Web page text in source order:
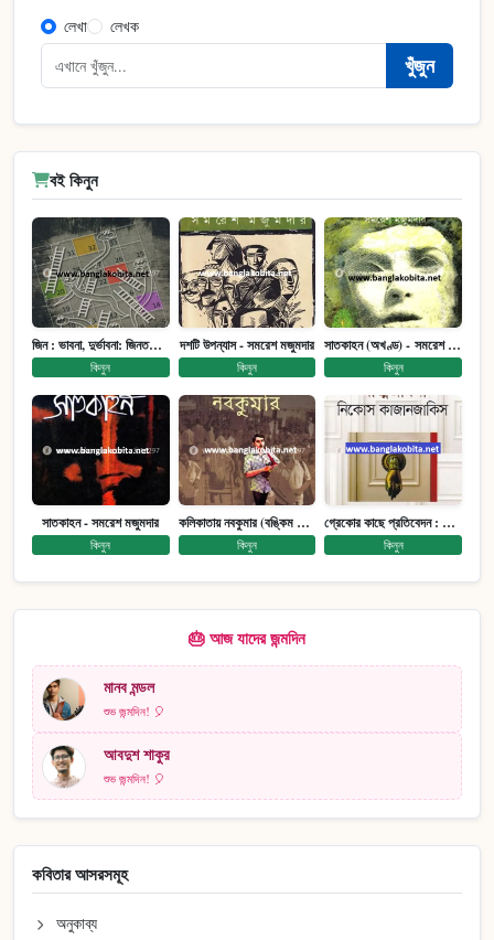
লেখা লেখক
খুঁজুন
বই কিনুন
জিন : ভাবনা, দুর্ভাবনা: জিনতত্ত্ব সমাজ ইতিহাস (পেপারব্যাক)
কিনুন
দশটি উপন্যাস - সমরেশ মজুমদার
কিনুন
সাতকাহন (অখণ্ড) - সমরেশ মজুমদার
কিনুন
সাতকাহন - সমরেশ মজুমদার
কিনুন
কলিকাতায় নবকুমার (বঙ্কিম পুরষ্কারে সম্মানিত)(মানবিক মেগা উপন্যাস)
কিনুন
গ্রেকোর কাছে প্রতিবেদন : আত্মজীবনী
কিনুন
🎂 আজ যাদের জন্মদিন
মানব মন্ডল
শুভ জন্মদিন! 🎈
আবদুশ শাকুর
শুভ জন্মদিন! 🎈
কবিতার আসরসমূহ
অনুকাব্য